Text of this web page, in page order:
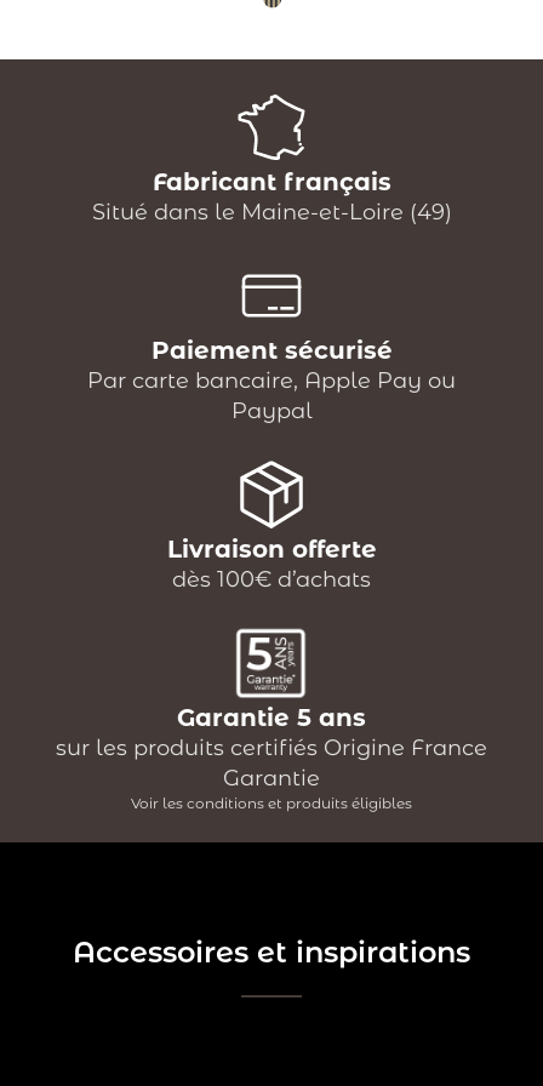
Fabricant français
Situé dans le Maine-et-Loire (49)
Paiement sécurisé
Par carte bancaire, Apple Pay ou
Paypal
Livraison offerte
dès 100€ d’achats
Garantie 5 ans
sur les produits certifiés Origine France
Garantie
Voir les conditions et produits éligibles
Accessoires et inspirations